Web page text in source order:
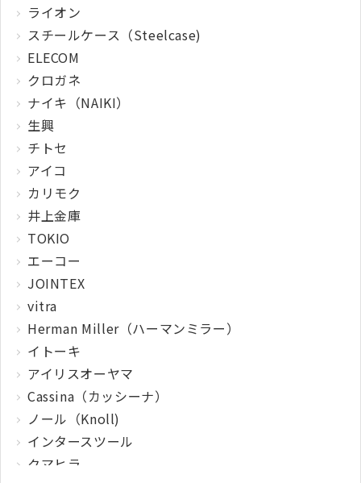
ライオン
スチールケース（Steelcase)
ELECOM
クロガネ
ナイキ（NAIKI）
生興
チトセ
アイコ
カリモク
井上金庫
TOKIO
エーコー
JOINTEX
vitra
Herman Miller（ハーマンミラー）
イトーキ
アイリスオーヤマ
Cassina（カッシーナ）
ノール（Knoll)
インタースツール
クマヒラ